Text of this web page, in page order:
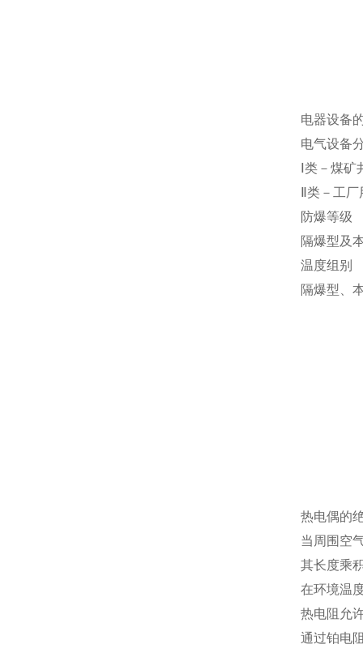
电器设备
电气设备
Ⅰ类－煤
Ⅱ类－工
防爆等级
隔爆型及
温度组别
隔爆型、
热电偶的
当周围空
其长度乘
在环境温
热电阻允
通过铂电